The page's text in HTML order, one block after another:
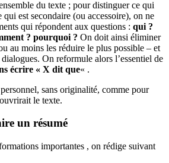
du texte ; pour distinguer ce qui
qui est secondaire (ou accessoire), on ne
qui répondent aux questions : qui ?
? pourquoi ? On doit ainsi éliminer
au moins les réduire le plus possible – et
On reformule alors l’essentiel de
écrire « X dit que« .
sans originalité, comme pour
le texte.
un résumé
importantes , on rédige suivant